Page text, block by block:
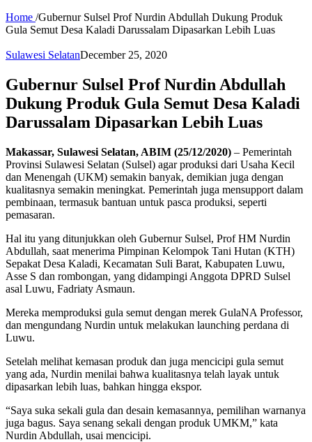
Home /Gubernur Sulsel Prof Nurdin Abdullah Dukung Produk
Gula Semut Desa Kaladi Darussalam Dipasarkan Lebih Luas
Sulawesi SelatanDecember 25, 2020
Gubernur Sulsel Prof Nurdin Abdullah
Dukung Produk Gula Semut Desa Kaladi
Darussalam Dipasarkan Lebih Luas
Makassar, Sulawesi Selatan, ABIM (25/12/2020) – Pemerintah
Provinsi Sulawesi Selatan (Sulsel) agar produksi dari Usaha Kecil
dan Menengah (UKM) semakin banyak, demikian juga dengan
kualitasnya semakin meningkat. Pemerintah juga mensupport dalam
pembinaan, termasuk bantuan untuk pasca produksi, seperti
pemasaran.
Hal itu yang ditunjukkan oleh Gubernur Sulsel, Prof HM Nurdin
Abdullah, saat menerima Pimpinan Kelompok Tani Hutan (KTH)
Sepakat Desa Kaladi, Kecamatan Suli Barat, Kabupaten Luwu,
Asse S dan rombongan, yang didampingi Anggota DPRD Sulsel
asal Luwu, Fadriaty Asmaun.
Mereka memproduksi gula semut dengan merek GulaNA Professor,
dan mengundang Nurdin untuk melakukan launching perdana di
Luwu.
Setelah melihat kemasan produk dan juga mencicipi gula semut
yang ada, Nurdin menilai bahwa kualitasnya telah layak untuk
dipasarkan lebih luas, bahkan hingga ekspor.
“Saya suka sekali gula dan desain kemasannya, pemilihan warnanya
juga bagus. Saya senang sekali dengan produk UMKM,” kata
Nurdin Abdullah, usai mencicipi.